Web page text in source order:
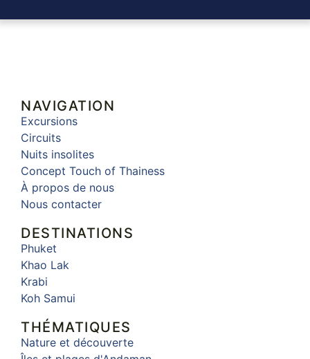
NAVIGATION
Excursions
Circuits
Nuits insolites
Concept Touch of Thainess
À propos de nous
Nous contacter
DESTINATIONS
Phuket
Khao Lak
Krabi
Koh Samui
THÉMATIQUES
Nature et découverte